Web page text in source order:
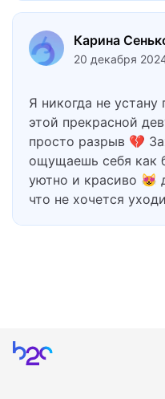
Карина
20 декабря
Я никогда не
этой прекрасной
просто разрыв 💔
ощущаешь себя как
уютно и красиво 😻
что не хочется
Главная